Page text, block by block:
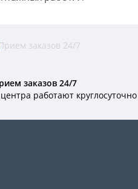
заказов 24/7
работают круглосуточно